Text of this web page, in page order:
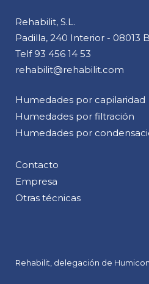
Rehabilit, S.L.
Padilla, 240 Interior - 08013
Telf 93 456 14 53
rehabilit@rehabilit.com
Humedades por capilaridad
Humedades por filtración
Humedades por
Contacto
Empresa
Otras técnicas
Rehabilit, delegación de